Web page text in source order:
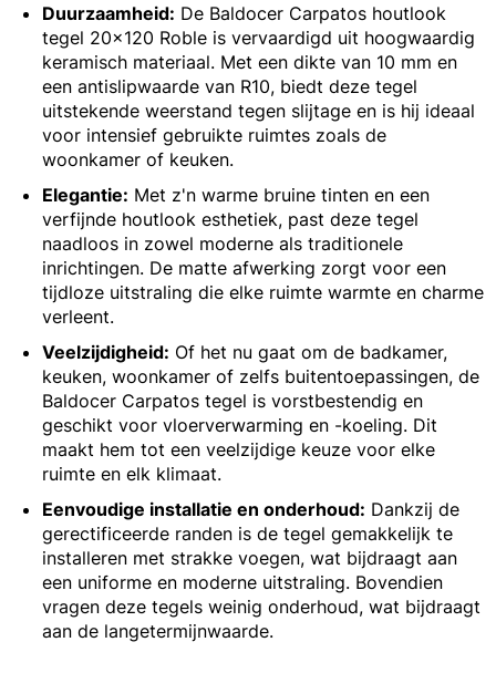
Duurzaamheid: De Baldocer Carpatos houtlook
tegel 20x120 Roble is vervaardigd uit hoogwaardig
keramisch materiaal. Met een dikte van 10 mm en
een antislipwaarde van R10, biedt deze tegel
uitstekende weerstand tegen slijtage en is hij ideaal
voor intensief gebruikte ruimtes zoals de
woonkamer of keuken.
Elegantie: Met z'n warme bruine tinten en een
verfijnde houtlook esthetiek, past deze tegel
naadloos in zowel moderne als traditionele
inrichtingen. De matte afwerking zorgt voor een
tijdloze uitstraling die elke ruimte warmte en charme
verleent.
Veelzijdigheid: Of het nu gaat om de badkamer,
keuken, woonkamer of zelfs buitentoepassingen, de
Baldocer Carpatos tegel is vorstbestendig en
geschikt voor vloerverwarming en -koeling. Dit
maakt hem tot een veelzijdige keuze voor elke
ruimte en elk klimaat.
Eenvoudige installatie en onderhoud: Dankzij de
gerectificeerde randen is de tegel gemakkelijk te
installeren met strakke voegen, wat bijdraagt aan
een uniforme en moderne uitstraling. Bovendien
vragen deze tegels weinig onderhoud, wat bijdraagt
aan de langetermijnwaarde.